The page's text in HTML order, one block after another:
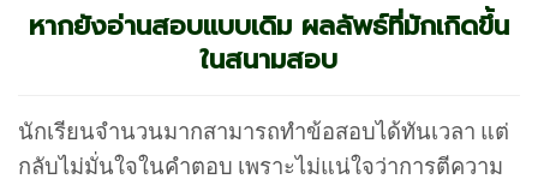
หากยังอ่านสอบแบบเดิม ผลลัพธ์ที่มักเกิดขึ้น
ในสนามสอบ
นักเรียนจำนวนมากสามารถทำข้อสอบได้ทันเวลา แต่
กลับไม่มั่นใจในคำตอบ เพราะไม่แน่ใจว่าการตีความ